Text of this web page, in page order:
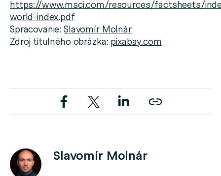
https://www.msci.com/resources/factsheets/
world-index.pdf
Spracovanie:Slavomír Molnár
Zdroj titulného obrázka: pixabay.com
Slavomír Molnár